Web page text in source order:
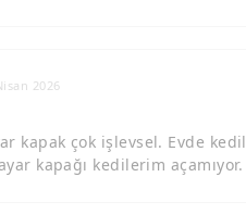
2026
kapak çok işlevsel. Evde
kapağı kedilerim